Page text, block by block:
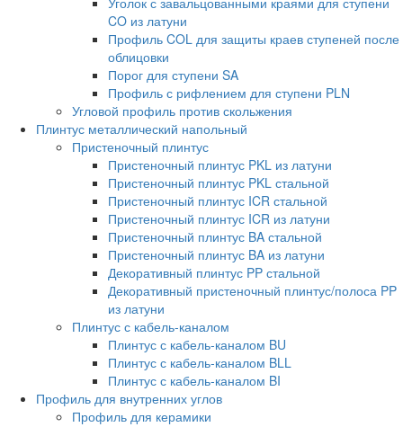
CO из латуни
Профиль COL для защиты краев ступеней после
облицовки
Порог для ступени SA
Профиль с рифлением для ступени PLN
Угловой профиль против скольжения
Плинтус металлический напольный
Пристеночный плинтус
Пристеночный плинтус PKL из латуни
Пристеночный плинтус PKL стальной
Пристеночный плинтус ICR стальной
Пристеночный плинтус ICR из латуни
Пристеночный плинтус BA стальной
Пристеночный плинтус BA из латуни
Декоративный плинтус PP стальной
Декоративный пристеночный плинтус/полоса PP
из латуни
Плинтус с кабель-каналом
Плинтус с кабель-каналом BU
Плинтус с кабель-каналом BLL
Плинтус с кабель-каналом BI
Профиль для внутренних углов
Профиль для керамики